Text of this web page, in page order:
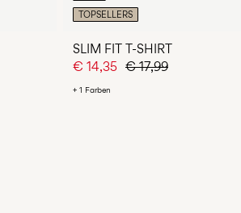
TOPSELLERS
SLIM FIT T-SHIRT
€ 14,35 € 17,99
+ 1 Farben